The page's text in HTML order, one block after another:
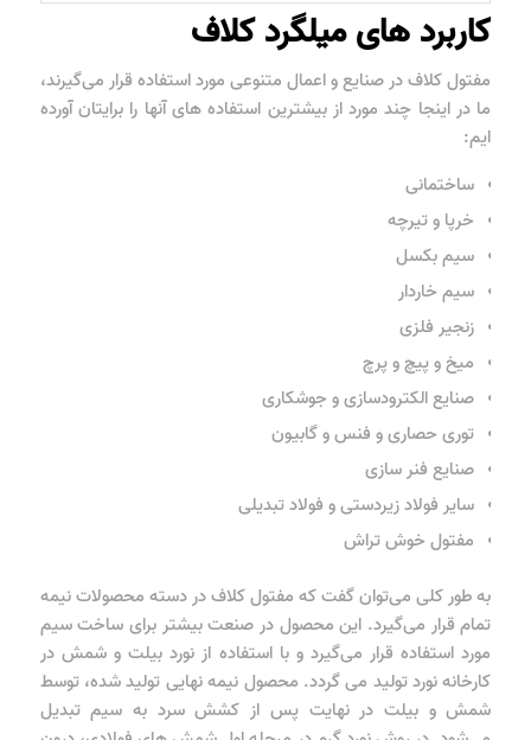
کاربرد های میلگرد کلاف
مفتول کلاف در صنایع و اعمال متنوعی مورد استفاده قرار می‌گیرند،
ما در اینجا چند مورد از بیشترین استفاده های آنها را برایتان آورده
ایم:
ساختمانی
خرپا و تیرچه
سیم بکسل
سیم خاردار
زنجیر فلزی
میخ و پیچ و پرچ
صنایع الکترودسازی و جوشکاری
توری حصاری و فنس و گابیون
صنایع فنر سازی
سایر فولاد زیردستی و فولاد تبدیلی
مفتول خوش تراش
به طور کلی می‌توان گفت که مفتول کلاف در دسته محصولات نیمه
تمام قرار می‌گیرد. این محصول در صنعت بیشتر برای ساخت سیم
مورد استفاده قرار می‌گیرد و با استفاده از نورد بیلت و شمش در
کارخانه نورد تولید می گردد. محصول نیمه نهایی تولید شده، توسط
شمش و بیلت در نهایت پس از کشش سرد به سیم تبدیل